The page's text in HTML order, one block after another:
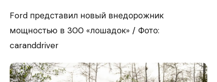
Ford представил новый внедорожник
мощностью в 300 «лошадок» / Фото:
caranddriver